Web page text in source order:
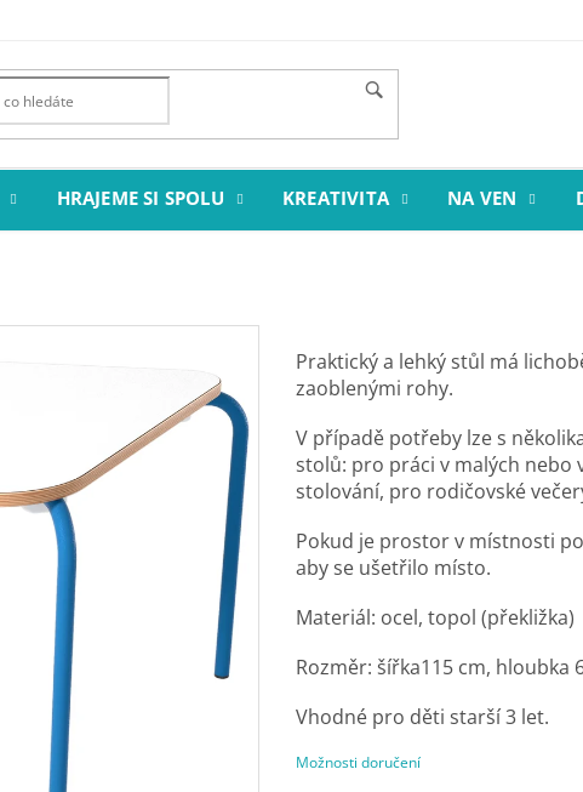
HRAJEME SI SPOLU KREATIVITA NA VEN
Možnosti doručení
Praktický a lehký stůl má
zaoblenými rohy.
V případě potřeby lze s
stolů: pro práci v malých nebo
stolování, pro rodičovské
Pokud je prostor v místnosti
aby se ušetřilo místo.
Materiál: ocel, topol (překližka)
Rozměr: šířka115 cm, hloubka
Vhodné pro děti starší 3 let.